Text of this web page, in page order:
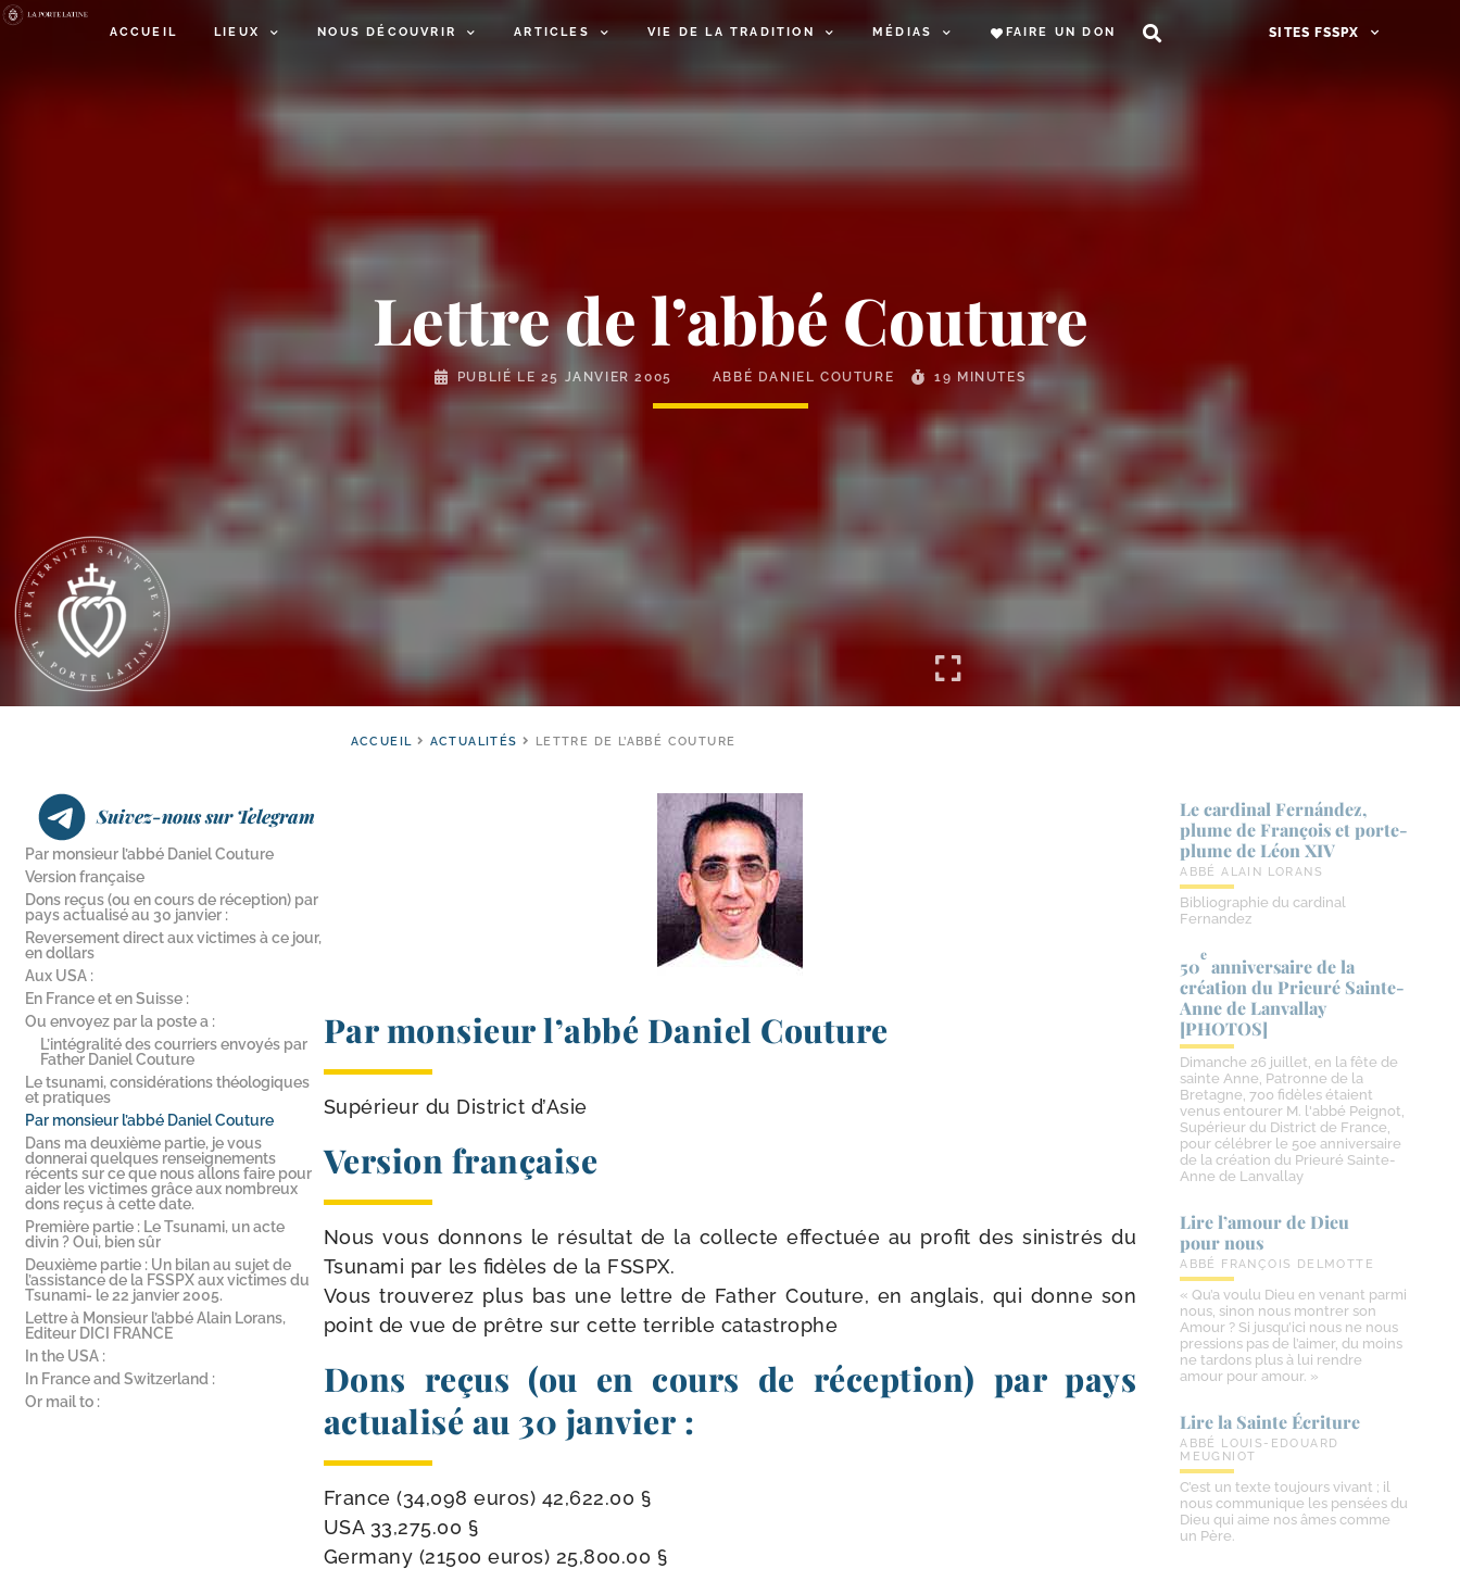
ACCUEIL LIEUX NOUS DÉCOUVRIR ARTICLES VIE DE LA TRADITION MÉDIAS FAIRE UN DON SITES FSSPX
Lettre de l’abbé Couture
PUBLIÉ LE 25 JANVIER 2005 ABBÉ DANIEL COUTURE 19 MINUTES
ACCUEIL ACTUALITÉS LETTRE DE L’ABBÉ COUTURE
Suivez-nous sur Telegram
Par monsieur l’abbé Daniel Couture
Version française
Dons reçus (ou en cours de réception) par
pays actualisé au 30 janvier :
Reversement direct aux victimes à ce jour,
en dollars
Aux USA :
En France et en Suisse :
Ou envoyez par la poste a :
L’intégralité des courriers envoyés par
Father Daniel Couture
Le tsunami, considérations théologiques
et pratiques
Par monsieur l’abbé Daniel Couture
Dans ma deuxième partie, je vous
donnerai quelques renseignements
récents sur ce que nous allons faire pour
aider les victimes grâce aux nombreux
dons reçus à cette date.
Première partie : Le Tsunami, un acte
divin ? Oui, bien sûr
Deuxième partie : Un bilan au sujet de
l’assistance de la FSSPX aux victimes du
Tsunami- le 22 janvier 2005.
Lettre à Monsieur l’abbé Alain Lorans,
Editeur DICI FRANCE
In the USA :
In France and Switzerland :
Or mail to :
Par monsieur l’abbé Daniel Couture
Supérieur du District d’Asie
Version française
Nous vous don­nons le résul­tat de la col­lecte effec­tuée au pro­fit des sinis­trés du
Tsunami par les fidèles de la FSSPX.
Vous trou­ve­rez plus bas une lettre de Father Couture, en anglais, qui donne son
point de vue de prêtre sur cette ter­rible catastrophe
Dons reçus (ou en cours de réception) par pays
actualisé au 30 janvier :
France (34,098 euros) 42,622.00 §
USA 33,275.00 §
Germany (21500 euros) 25,800.00 §
Le cardinal Fernández,
plume de François et porte-​
plume de Léon XIV
ABBÉ ALAIN LORANS
Bibliographie du cardinal
Fernandez
50
e
anniversaire de la
création du Prieuré Sainte-​
Anne de Lanvallay
[PHOTOS]
Dimanche 26 juillet, en la fête de
sainte Anne, Patronne de la
Bretagne, 700 fidèles étaient
venus entourer M. l'abbé Peignot,
Supérieur du District de France,
pour célébrer le 50e anniversaire
de la création du Prieuré Sainte-
Anne de Lanvallay
Lire l’amour de Dieu
pour nous
ABBÉ FRANÇOIS DELMOTTE
« Qu’a voulu Dieu en venant parmi
nous, sinon nous montrer son
Amour ? Si jusqu’ici nous ne nous
pressions pas de l’aimer, du moins
ne tardons plus à lui rendre
amour pour amour. »
Lire la Sainte Écriture
ABBÉ LOUIS-EDOUARD
MEUGNIOT
C’est un texte toujours vivant ; il
nous communique les pensées du
Dieu qui aime nos âmes comme
un Père.